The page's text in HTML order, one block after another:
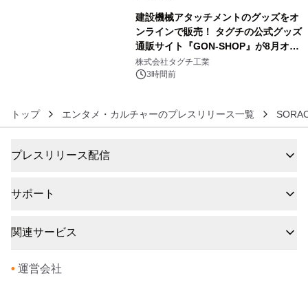
建設機械アタッチメントのグッズをオ
ンラインで販売！ タグチの公式グッズ
通販サイト『GON-SHOP』が8月オー
プン
株式会社タグチ工業
3時間前
トップ エンタメ・カルチャーのプレスリリース一覧
プレスリリース配信
サポート
関連サービス
• 運営会社